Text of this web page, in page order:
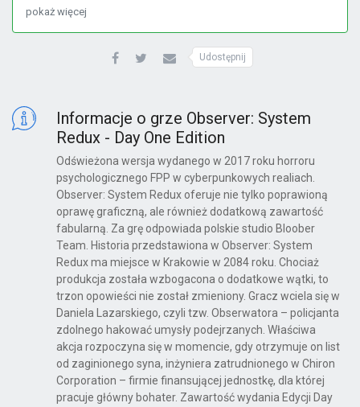
pokaż więcej
Udostępnij
Informacje o grze Observer: System
Redux - Day One Edition
Odświeżona wersja wydanego w 2017 roku horroru
psychologicznego FPP w cyberpunkowych realiach.
Observer: System Redux oferuje nie tylko poprawioną
oprawę graficzną, ale również dodatkową zawartość
fabularną. Za grę odpowiada polskie studio Bloober
Team. Historia przedstawiona w Observer: System
Redux ma miejsce w Krakowie w 2084 roku. Chociaż
produkcja została wzbogacona o dodatkowe wątki, to
trzon opowieści nie został zmieniony. Gracz wciela się w
Daniela Lazarskiego, czyli tzw. Obserwatora – policjanta
zdolnego hakować umysły podejrzanych. Właściwa
akcja rozpoczyna się w momencie, gdy otrzymuje on list
od zaginionego syna, inżyniera zatrudnionego w Chiron
Corporation – firmie finansującej jednostkę, dla której
pracuje główny bohater. Zawartość wydania Edycji Day